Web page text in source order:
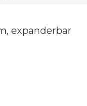
expanderbar